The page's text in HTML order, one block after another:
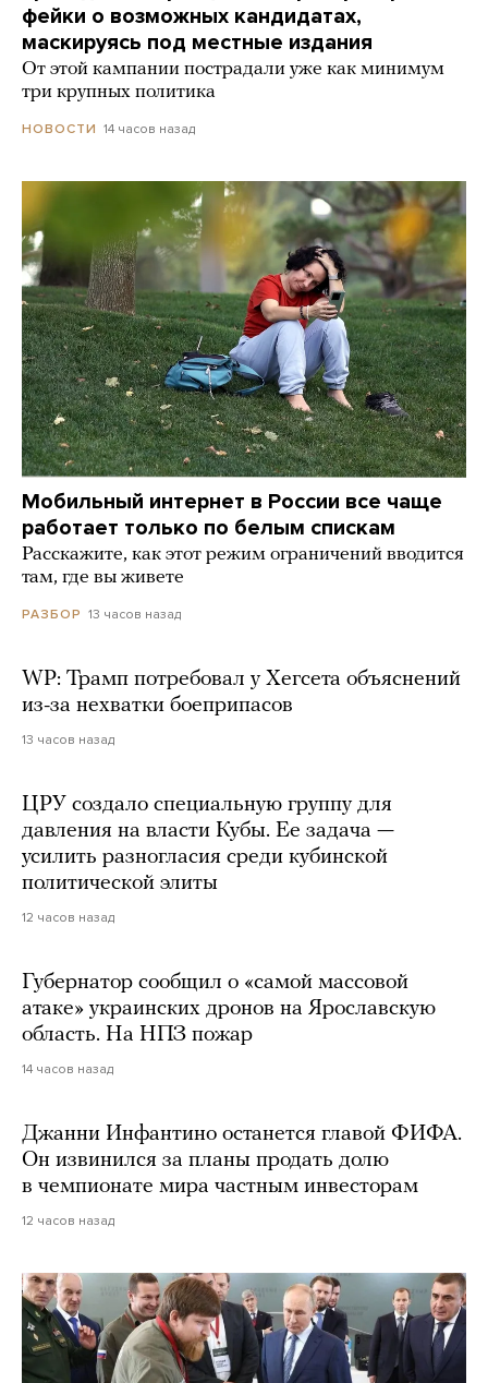
фейки о возможных кандидатах,
маскируясь под местные издания
От этой кампании пострадали уже как минимум
три крупных политика
НОВОСТИ 14 часов назад
Мобильный интернет в России все чаще
работает только по белым спискам
Расскажите, как этот режим ограничений вводится
там, где вы живете
РАЗБОР 13 часов назад
WP: Трамп потребовал у Хегсета объяснений
из-за нехватки боеприпасов
13 часов назад
ЦРУ создало специальную группу для
давления на власти Кубы. Ее задача —
усилить разногласия среди кубинской
политической элиты
12 часов назад
Губернатор сообщил о «самой массовой
атаке» украинских дронов на Ярославскую
область. На НПЗ пожар
14 часов назад
Джанни Инфантино останется главой ФИФА.
Он извинился за планы продать долю
в чемпионате мира частным инвесторам
12 часов назад